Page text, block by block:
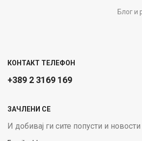
Блог и
КОНТАКТ ТЕЛЕФОН
+389 2 3169 169
ЗАЧЛЕНИ СЕ
И добивај ги сите попусти и